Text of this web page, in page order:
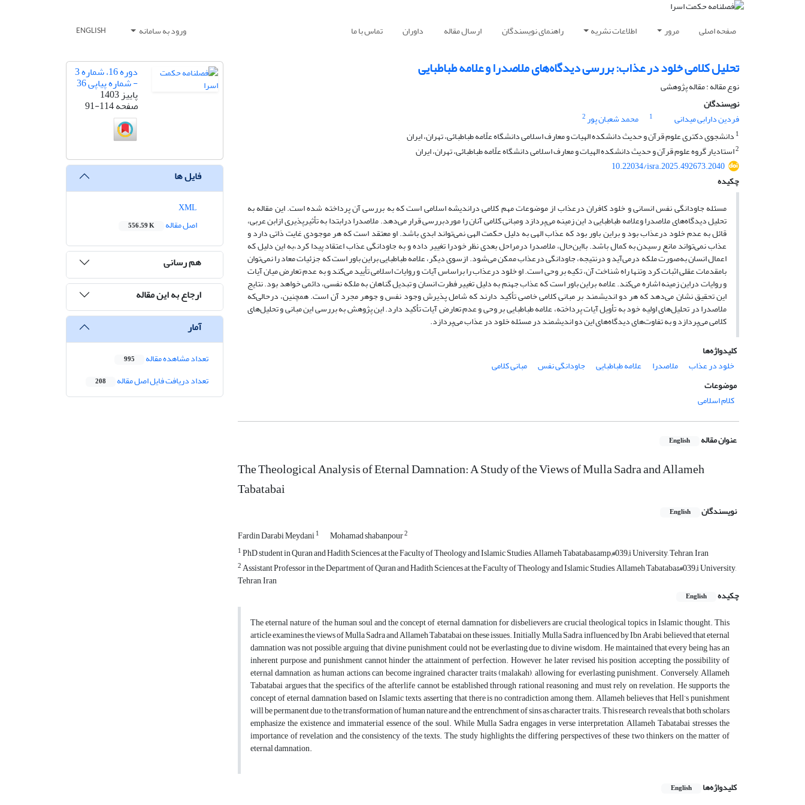
صفحه اصلی مرور اطلاعات نشریه راهنمای نویسندگان ارسال مقاله داوران تماس با ما ورود به سامانه ENGLISH
تحلیل کلامی خلود در عذاب: بررسی دیدگاه‌های ملاصدرا و علامه طباطبایی
نوع مقاله : مقاله پژوهشی
نویسندگان
فردین دارابی میدانی
1 محمد شعبان پور2
1 دانشجوی دکتری علوم قرآن و حدیث دانشکده الهیات و معارف اسلامی دانشگاه علّامه طباطبائی، تهران، ایران
2استادیار گروه علوم قرآن و حدیث دانشکده الهیات و معارف اسلامی دانشگاه علّامه طباطبائی، تهران، ایران
10.22034/isra.2025.492673.2040
چکیده
مسئله جاودانگی نفس انسانی و خلود کافران درعذاب از موضوعات مهم کلامی دراندیشه اسلامی است که به بررسی آن پرداخته شده است. این مقاله به
تحلیل دیدگاه‌های ملاصدرا وعلامه طباطبایی د این زمینه می‌پردازد ومبانی کلامی آنان را موردبررسی قرار می‌دهد. ملاصدرا درابتدا به تأثیرپذیری ازابن عربی،
قائل به عدم خلود درعذاب بود و براین باور بود که عذاب الهی به دلیل حکمت الهی نمی‌تواند ابدی باشد. او معتقد است که هر موجودی غایت ذاتی دارد و
عذاب نمی‌تواند مانع رسیدن به کمال باشد. بااین‌حال، ملاصدرا درمراحل بعدی نظر خودرا تغییر داده و به جاودانگی عذاب اعتقاد پیدا کرد،به این دلیل که
اعمال انسان به‌صورت ملکه درمی‌آید و درنتیجه، جاودانگی درعذاب ممکن می‌شود. ازسوی دیگر، علامه طباطبایی براین باور است که جزئیات معاد را نمی‌توان
بامقدمات عقلی اثبات کرد وتنها راه شناخت آن، تکیه بر وحی است. او خلود درعذاب را براساس آیات و روایات اسلامی تأیید می‌کند و به عدم تعارض میان آیات
و روایات دراین زمینه اشاره می‌کند. علامه براین باور است که عذاب جهنم به دلیل تغییر فطرت انسان و تبدیل گناهان به ملکه نفسی، دائمی خواهد بود. نتایج
این تحقیق نشان می‌دهد که هر دو اندیشمند بر مبانی کلامی خاصی تأکید دارند که شامل پذیرش وجود نفس و جوهر مجرد آن است. همچنین، درحالی‌که
ملاصدرا در تحلیل‌های اولیه خود به تأویل آیات پرداخته، علامه طباطبایی بر وحی و عدم تعارض آیات تأکید دارد. این پژوهش به بررسی این مبانی و تحلیل‌های
کلامی می‌پردازد و به تفاوت‌های دیدگاه‌های این دو اندیشمند در مسئله خلود در عذاب می‌پردازد.
کلیدواژه‌ها
خلود در عذاب
ملاصدرا علامه طباطبایی جاودانگی نفس
مبانی کلامی
موضوعات
کلام اسلامی
عنوان مقاله English
The Theological Analysis of Eternal Damnation: A Study of the Views of Mulla Sadra and Allameh
Tabatabai
نویسندگان English
Fardin Darabi Meydani1 Mohamad shabanpour2
1PhD student in Quran and Hadith Sciences at the Faculty of Theology and Islamic Studies, Allameh Tabataba&amp;#039;i University, Tehran, Iran
2Assistant Professor in the Department of Quran and Hadith Sciences at the Faculty of Theology and Islamic Studies, Allameh Tabataba&#039;i University,
Tehran, Iran
چکیده
English
The eternal nature of the human soul and the concept of eternal damnation for disbelievers are crucial theological topics in Islamic thought. This
article examines the views of Mulla Sadra and Allameh Tabatabai on these issues. Initially, Mulla Sadra, influenced by Ibn Arabi, believed that eternal
damnation was not possible, arguing that divine punishment could not be everlasting due to divine wisdom. He maintained that every being has an
inherent purpose, and punishment cannot hinder the attainment of perfection. However, he later revised his position, accepting the possibility of
eternal damnation, as human actions can become ingrained character traits (malakah), allowing for everlasting punishment. Conversely, Allameh
Tabatabai argues that the specifics of the afterlife cannot be established through rational reasoning and must rely on revelation. He supports the
concept of eternal damnation based on Islamic texts, asserting that there is no contradiction among them. Allameh believes that Hell’s punishment
will be permanent due to the transformation of human nature and the entrenchment of sins as character traits. This research reveals that both scholars
emphasize the existence and immaterial essence of the soul. While Mulla Sadra engages in verse interpretation, Allameh Tabatabai stresses the
importance of revelation and the consistency of the texts. The study highlights the differing perspectives of these two thinkers on the matter of
eternal damnation.
کلیدواژه‌ها English
دوره 16، شماره 3
- شماره پیاپی 36
پاییز 1403
صفحه91-114
فایل ها
اصل مقاله
556.59 K
هم رسانی
ارجاع به این مقاله
آمار
تعداد مشاهده مقاله 995
تعداد دریافت فایل اصل مقاله 208